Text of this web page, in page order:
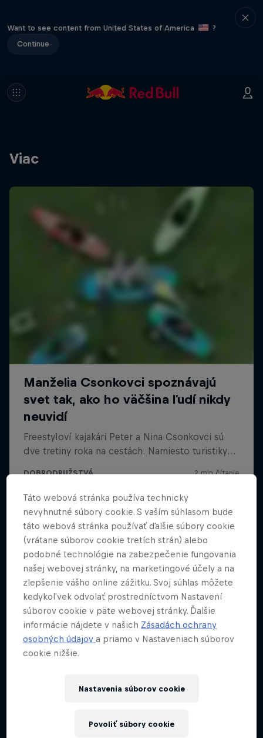
Want to see content from United States of America
?
Continue
Viac
Táto webová stránka používa technicky
nevyhnutné súbory cookie. S vaším súhlasom bude
táto webová stránka používať ďalšie súbory cookie
(vrátane súborov cookie tretích strán) alebo
podobné technológie na zabezpečenie fungovania
našej webovej stránky, na marketingové účely a na
zlepšenie vášho online zážitku. Svoj súhlas môžete
kedykoľvek odvolať prostredníctvom Nastavení
súborov cookie v päte webovej stránky. Ďalšie
informácie nájdete v našich Zásadách ochrany
osobných údajova priamo v Nastaveniach súborov
cookie nižšie.
Nastavenia súborov cookie
Povoliť súbory cookie